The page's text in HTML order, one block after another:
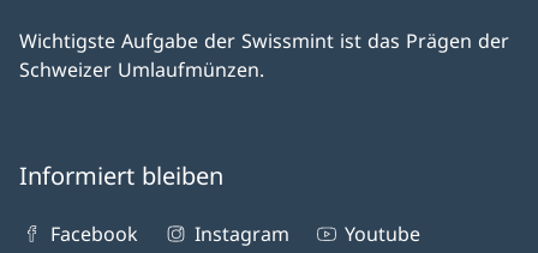
Wichtigste Aufgabe der Swissmint ist das Prägen der
Schweizer Umlaufmünzen.
Informiert bleiben
Facebook Instagram
Youtube